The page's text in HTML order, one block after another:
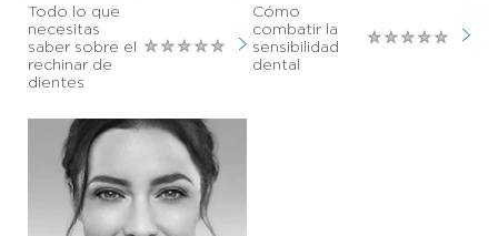
Todo lo que
necesitas
saber sobre el
rechinar de
dientes
No
calificaciones
para
este
article
Cómo
combatir la
sensibilidad
dental
No